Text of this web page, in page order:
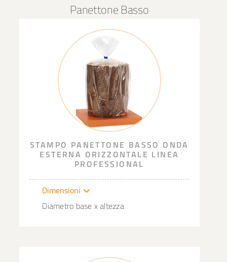
Panettone Basso
STAMPO PANETTONE BASSO ONDA
ESTERNA ORIZZONTALE LINEA
PROFESSIONAL
Dimensioni
Diametro base x altezza